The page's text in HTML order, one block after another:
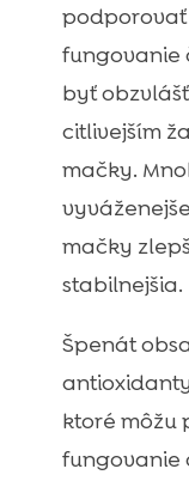
fungovanie
byť
citlivejším
mačky.
mačky
stabilnejšia.
Špenát
ktoré môžu
fungovanie